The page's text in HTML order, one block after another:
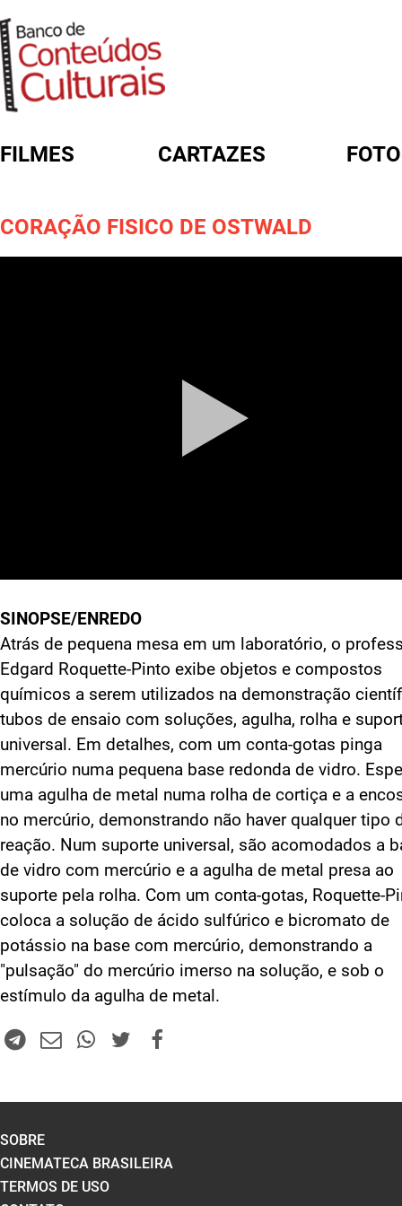
FILMES CARTAZES
CORAÇÃO FISICO DE OSTWALD
SINOPSE/ENREDO
Atrás de pequena mesa em um laboratório, o
Edgard Roquette-Pinto exibe objetos e compostos
químicos a serem utilizados na demonstração
tubos de ensaio com soluções, agulha, rolha e
universal. Em detalhes, com um conta-gotas pinga
mercúrio numa pequena base redonda de vidro.
uma agulha de metal numa rolha de cortiça e a
no mercúrio, demonstrando não haver qualquer tipo
reação. Num suporte universal, são acomodados a
de vidro com mercúrio e a agulha de metal presa ao
suporte pela rolha. Com um conta-gotas, Roquette-
coloca a solução de ácido sulfúrico e bicromato de
potássio na base com mercúrio, demonstrando a
"pulsação" do mercúrio imerso na solução, e sob o
estímulo da agulha de metal.
SOBRE
CINEMATECA BRASILEIRA
TERMOS DE USO